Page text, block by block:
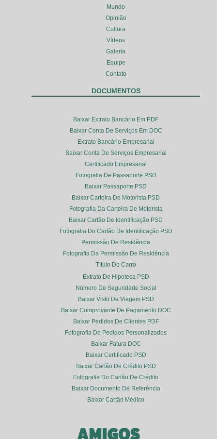
Mundo
Opinião
Cultura
Vídeos
Galeria
Equipe
Contato
DOCUMENTOS
Baixar Extrato Bancário Em PDF
Baixar Conta De Serviços Em DOC
Extrato Bancário Empresarial
Baixar Conta De Serviços Empresarial
Certificado Empresarial
Fotografia De Passaporte PSD
Baixar Passaporte PSD
Baixar Carteira De Motorista PSD
Fotografia Da Carteira De Motorista
Baixar Cartão De Identificação PSD
Fotografia Do Cartão De Identificação PSD
Permissão De Residência
Fotografia Da Permissão De Residência
Título Do Carro
Extrato De Hipoteca PSD
Número De Seguridade Social
Baixar Visto De Viagem PSD
Baixar Comprovante De Pagamento DOC
Baixar Pedidos De Clientes PDF
Fotografia De Pedidos Personalizados
Baixar Fatura DOC
Baixar Certificado PSD
Baixar Cartão De Crédito PSD
Fotografia Do Cartão De Crédito
Baixar Documento De Referência
Baixar Cartão Médico